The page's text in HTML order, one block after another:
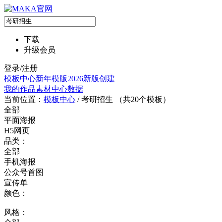
下载
升级会员
登录/注册
模板中心新年模版2026新版创建
我的作品素材中心数据
当前位置： 模板中心 /考研招生 （共20个模板）
全部
平面海报
H5网页
品类：
全部
手机海报
公众号首图
宣传单
颜色：
风格：